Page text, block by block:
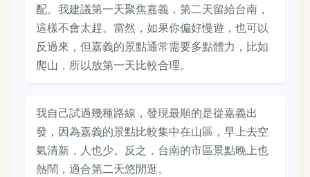
配。我建議第一天聚焦嘉義，第二天留給台南，
這樣不會太趕。當然，如果你偏好慢遊，也可以
反過來，但嘉義的景點通常需要多點體力，比如
爬山，所以放第一天比較合理。
我自己試過幾種路線，發現最順的是從嘉義出
發，因為嘉義的景點比較集中在山區，早上去空
氣清新，人也少。反之，台南的市區景點晚上也
熱鬧，適合第二天悠閒逛。